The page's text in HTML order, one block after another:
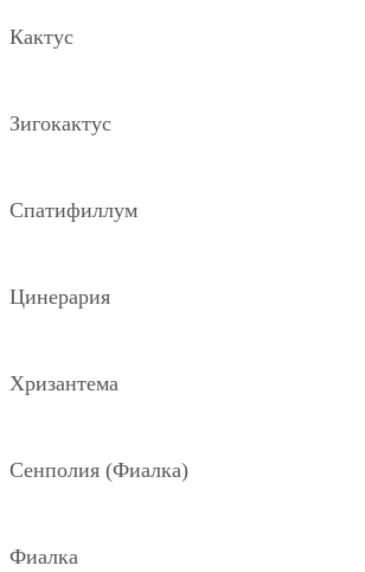
Кактус
Зигокактус
Спатифиллум
Цинерария
Хризантема
Сенполия (Фиалка)
Фиалка